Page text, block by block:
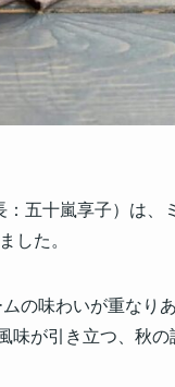
五十嵐享子）は、
した。
の味わいが重なり
味が引き立つ、秋